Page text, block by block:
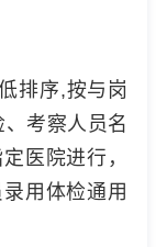
排序,按与岗
考察人员名
医院进行，
用体检通用